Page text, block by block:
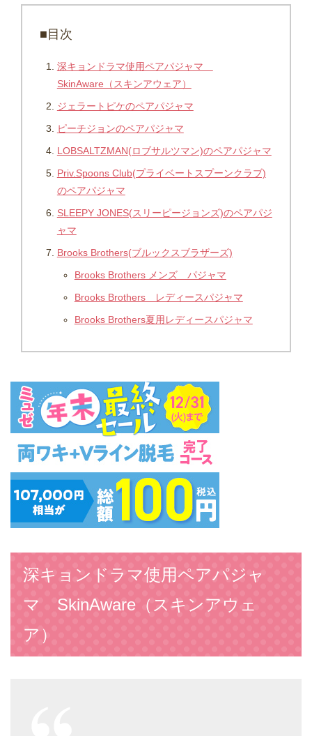
■目次
深キョンドラマ使用ペアパジャマ
SkinAware（スキンアウェア）
ジェラートピケのペアパジャマ
ピーチジョンのペアパジャマ
LOBSALTZMAN(ロブサルツマン)のペアパジャマ
Priv.Spoons Club(プライベートスプーンクラブ)
のペアパジャマ
SLEEPY JONES(スリーピージョンズ)のペアパジ
ャマ
Brooks Brothers(ブルックスブラザーズ)
Brooks Brothers メンズ パジャマ
Brooks Brothers レディースパジャマ
Brooks Brothers夏用レディースパジャマ
深キョンドラマ使用ペアパジャ
マ SkinAware（スキンアウェ
ア）